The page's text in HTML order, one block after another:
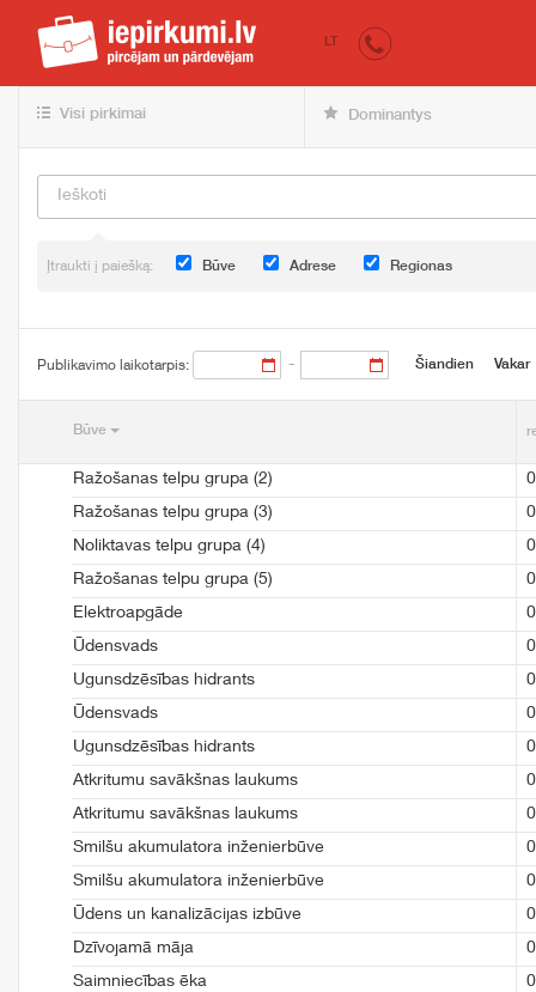
iepirkumi.lv
LT
Visi pirkimai Dominantys
Įtraukti į paiešką: Būve Adrese Regionas
Publikavimo laikotarpis: - Šiandien Vakar
Būve
Ražošanas telpu grupa (2)
Ražošanas telpu grupa (3)
Noliktavas telpu grupa (4)
Ražošanas telpu grupa (5)
Elektroapgāde
Ūdensvads
Ugunsdzēsības hidrants
Ūdensvads
Ugunsdzēsības hidrants
Atkritumu savākšnas laukums
Atkritumu savākšnas laukums
Smilšu akumulatora inženierbūve
Smilšu akumulatora inženierbūve
Ūdens un kanalizācijas izbūve
Dzīvojamā māja
Saimniecības ēka